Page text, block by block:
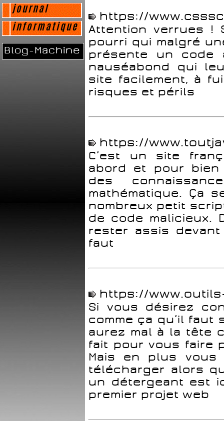
journal
informatique
Blog-Machine
https://
Attention verrues !
pourri qui malgré
présente un code
nauséabond qui
site facilement, à
risques et périls
https://
C’est un site
abord et pour bien
des
mathématique. Ça
nombreux petit
de code malicieux.
rester assis
faut
https://
Si vous désirez
comme ça qu’il faut
aurez mal à la tête
fait pour vous faire
Mais en plus
télécharger alors
un détergeant est
premier projet web